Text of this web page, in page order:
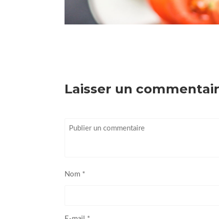
Laisser un
Nom *